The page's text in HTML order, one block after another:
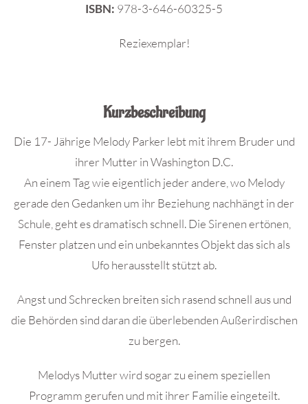
ISBN: 978-3-646-60325-5
Reziexemplar!
Kurzbeschreibung
Die 17- Jährige Melody Parker lebt mit ihrem Bruder und
ihrer Mutter in Washington D.C.
An einem Tag wie eigentlich jeder andere, wo Melody
gerade den Gedanken um ihr Beziehung nachhängt in der
Schule, geht es dramatisch schnell. Die Sirenen ertönen,
Fenster platzen und ein unbekanntes Objekt das sich als
Ufo herausstellt stützt ab.
Angst und Schrecken breiten sich rasend schnell aus und
die Behörden sind daran die überlebenden Außerirdischen
zu bergen.
Melodys Mutter wird sogar zu einem speziellen
Programm gerufen und mit ihrer Familie eingeteilt.